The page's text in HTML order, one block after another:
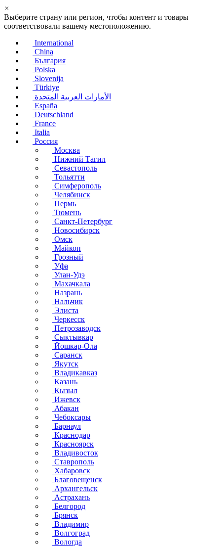
×
Выберите страну или регион, чтобы контент и товары
соответствовали вашему местоположению.
International
China
България
Polska
Slovenija
Türkiye
الأمارات العربية المتحدة
España
Deutschland
France
Italia
Россия
Москва
Нижний Тагил
Севастополь
Тольятти
Симферополь
Челябинск
Пермь
Тюмень
Санкт-Петербург
Новосибирск
Омск
Майкоп
Грозный
Уфа
Улан-Удэ
Махачкала
Назрань
Нальчик
Элиста
Черкесск
Петрозаводск
Сыктывкар
Йошкар-Ола
Саранск
Якутск
Владикавказ
Казань
Кызыл
Ижевск
Абакан
Чебоксары
Барнаул
Краснодар
Красноярск
Владивосток
Ставрополь
Хабаровск
Благовещенск
Архангельск
Астрахань
Белгород
Брянск
Владимир
Волгоград
Вологда